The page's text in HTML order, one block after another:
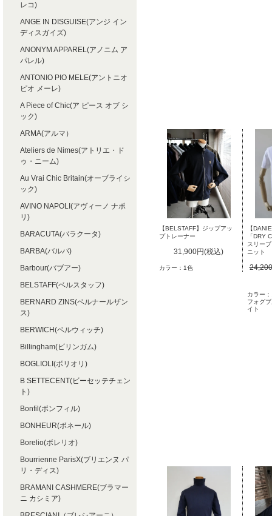
【BELSTAFF】ジップアッ
プトレーナー
31,900円(税込)
カラー：1色
【
「DRY
スリー
ニット
カラー
フォグ
イト
レコ)
ANGE IN DISGUISE(アンジ イン
ディスガイズ)
ANONYM APPAREL(アノニム ア
パレル)
ANTONIO PIO MELE(アントニオ
ピオ メーレ)
A Piece of Chic(ア ピース オブ シ
ック)
ARMA(アルマ）
Ateliers de Nimes(アトリエ・ド
ゥ・ニーム)
Au Vrai Chic Britain(オーブライシ
ック)
AVINO NAPOLI(アヴィーノ ナポ
リ)
BARACUTA(バラクータ)
BARBA(バルバ)
Barbour(バブアー)
BELSTAFF(ベルスタッフ)
BERNARD ZINS(ベルナールザン
ス)
BERWICH(ベルウィッチ)
Billingham(ビリンガム)
BOGLIOLI(ボリオリ)
B SETTECENT(ビーセッテチェン
ト)
Bonfil(ボンフィル)
BONHEUR(ボネール)
Borelio(ボレリオ)
Bourrienne ParisX(ブリエンヌ パ
リ・ディス)
BRAMANI CASHMERE(ブラマー
ニ カシミア)